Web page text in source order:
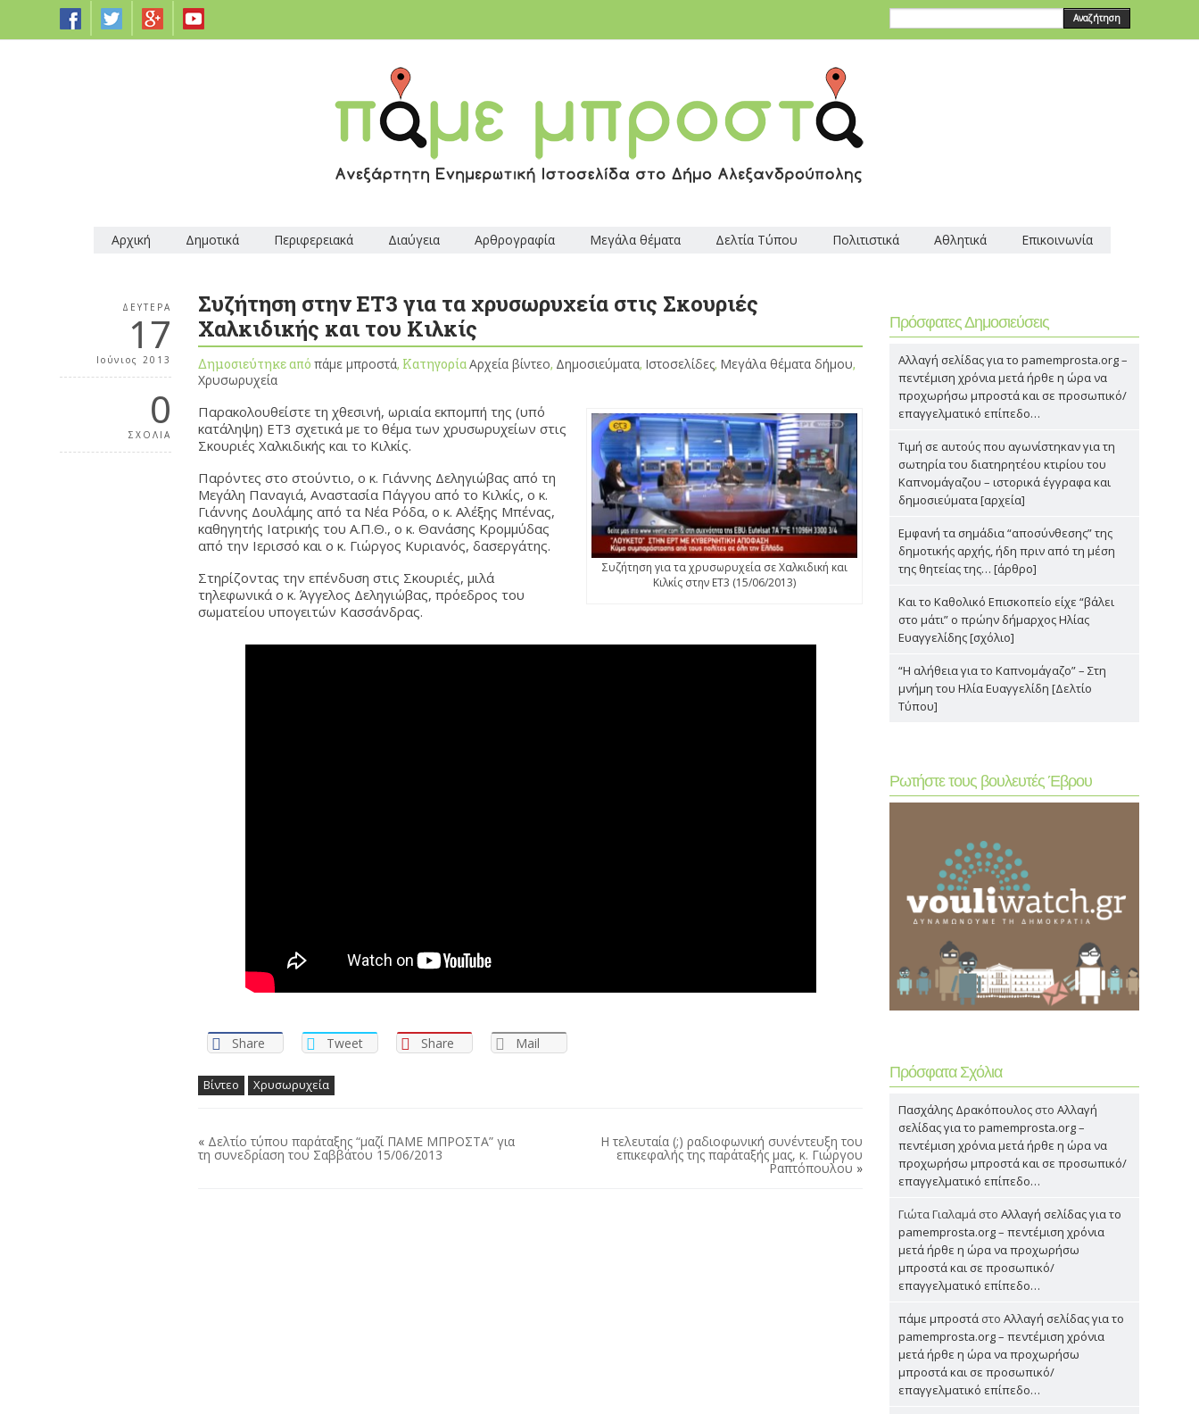
Αναζήτηση
Αρχική Δημοτικά Περιφερειακά Διαύγεια Αρθρογραφία Μεγάλα θέματα Δελτία Τύπου Πολιτιστικά Αθλητικά Επικοινωνία
ΔΕΥΤΈΡΑ
17
Ιούνιος 2013
0
ΣΧΟΛΙΑ
Συζήτηση στην ΕΤ3 για τα χρυσωρυχεία στις Σκουριές
Χαλκιδικής και του Κιλκίς
Δημοσιεύτηκε απόπάμε μπροστά, ΚατηγορίαΑρχεία βίντεο, Δημοσιεύματα, Ιστοσελίδες, Μεγάλα θέματα δήμου,
Χρυσωρυχεία
Συζήτηση για τα χρυσωρυχεία σε Χαλκιδική και
Κιλκίς στην ΕΤ3 (15/06/2013)
Παρακολουθείστε τη χθεσινή, ωριαία εκπομπή της (υπό
κατάληψη) ΕΤ3 σχετικά με το θέμα των χρυσωρυχείων στις
Σκουριές Χαλκιδικής και το Κιλκίς.
Παρόντες στο στούντιο, ο κ. Γιάννης Δεληγιώβας από τη
Μεγάλη Παναγιά, Αναστασία Πάγγου από το Κιλκίς, ο κ.
Γιάννης Δουλάμης από τα Νέα Ρόδα, ο κ. Αλέξης Μπένας,
καθηγητής Ιατρικής του Α.Π.Θ., ο κ. Θανάσης Κρομμύδας
από την Ιερισσό και ο κ. Γιώργος Κυριανός, δασεργάτης.
Στηρίζοντας την επένδυση στις Σκουριές, μιλά
τηλεφωνικά ο κ. Άγγελος Δεληγιώβας, πρόεδρος του
σωματείου υπογειτών Κασσάνδρας.
Share Tweet Share Mail
Βίντεο Χρυσωρυχεία
« Δελτίο τύπου παράταξης “μαζί ΠΑΜΕ ΜΠΡΟΣΤΑ” για
τη συνεδρίαση του Σαββάτου 15/06/2013
Η τελευταία (;) ραδιοφωνική συνέντευξη του
επικεφαλής της παράταξής μας, κ. Γιώργου
Ραπτόπουλου »
Πρόσφατες Δημοσιεύσεις
Αλλαγή σελίδας για το pamemprosta.org –
πεντέμιση χρόνια μετά ήρθε η ώρα να
προχωρήσω μπροστά και σε προσωπικό/
επαγγελματικό επίπεδο…
Τιμή σε αυτούς που αγωνίστηκαν για τη
σωτηρία του διατηρητέου κτιρίου του
Καπνομάγαζου – ιστορικά έγγραφα και
δημοσιεύματα [αρχεία]
Εμφανή τα σημάδια “αποσύνθεσης” της
δημοτικής αρχής, ήδη πριν από τη μέση
της θητείας της… [άρθρο]
Και το Καθολικό Επισκοπείο είχε “βάλει
στο μάτι” ο πρώην δήμαρχος Ηλίας
Ευαγγελίδης [σχόλιο]
“Η αλήθεια για το Καπνομάγαζο” – Στη
μνήμη του Ηλία Ευαγγελίδη [Δελτίο
Τύπου]
Ρωτήστε τους βουλευτές Έβρου
Πρόσφατα Σχόλια
Πασχάλης Δρακόπουλος στο Αλλαγή
σελίδας για το pamemprosta.org –
πεντέμιση χρόνια μετά ήρθε η ώρα να
προχωρήσω μπροστά και σε προσωπικό/
επαγγελματικό επίπεδο…
Γιώτα Γιαλαμά στο Αλλαγή σελίδας για το
pamemprosta.org – πεντέμιση χρόνια
μετά ήρθε η ώρα να προχωρήσω
μπροστά και σε προσωπικό/
επαγγελματικό επίπεδο…
πάμε μπροστά στο Αλλαγή σελίδας για το
pamemprosta.org – πεντέμιση χρόνια
μετά ήρθε η ώρα να προχωρήσω
μπροστά και σε προσωπικό/
επαγγελματικό επίπεδο…